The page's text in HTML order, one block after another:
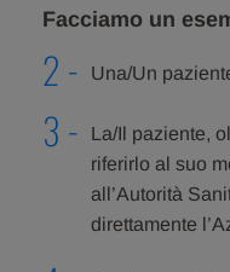
Facciamo un
Una/Un
La/Il paziente,
riferirlo al suo
all’Autorità
direttamente